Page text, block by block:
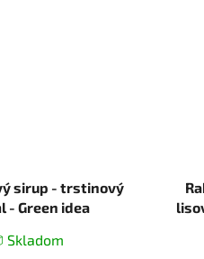
sirup - trstinový
- Green idea
Skladom